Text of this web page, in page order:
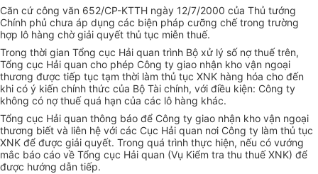
Căn cứ công văn 652/CP-KTTH ngày 12/7/2000 của Thủ tướng
Chính phủ chưa áp dụng các biện pháp cưỡng chế trong trường
hợp lô hàng chờ giải quyết thủ tục miễn thuế.
Trong thời gian Tổng cục Hải quan trình Bộ xử lý số nợ thuế trên,
Tổng cục Hải quan cho phép Công ty giao nhận kho vận ngoại
thương được tiếp tục tạm thời làm thủ tục XNK hàng hóa cho đến
khi có ý kiến chính thức của Bộ Tài chính, với điều kiện: Công ty
không có nợ thuế quá hạn của các lô hàng khác.
Tổng cục Hải quan thông báo để Công ty giao nhận kho vận ngoại
thương biết và liên hệ với các Cục Hải quan nơi Công ty làm thủ tục
XNK để được giải quyết. Trong quá trình thực hiện, nếu có vướng
mắc báo cáo về Tổng cục Hải quan (Vụ Kiểm tra thu thuế XNK) để
được hướng dẫn tiếp.